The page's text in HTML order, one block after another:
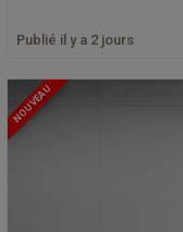
Publié il y a 2 jours
NOUVEAU